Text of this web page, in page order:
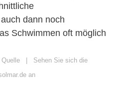
dann noch
Schwimmen oft möglich
| Sehen Sie sich die
an